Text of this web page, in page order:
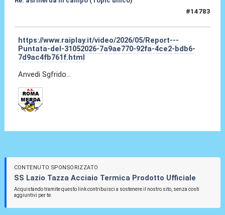
#14783
https://www.raiplay.it/video/2026/05/Report---
Puntata-del-31052026-7a9ae770-92fa-4ce2-bdb6-
7d9ac4fb761f.html
Anvedi Sgfrido...
CONTENUTO SPONSORIZZATO
SS Lazio Tazza Acciaio Termica Prodotto Ufficiale
Acquistando tramite questo link contribuisci a sostenere il nostro sito, senza costi
aggiuntivi per te.